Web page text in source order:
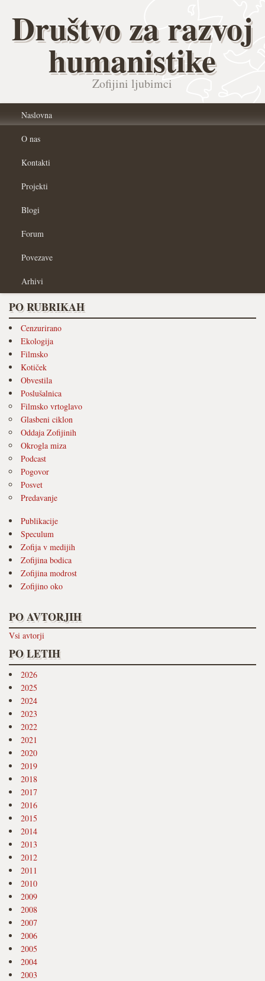
Društvo za razvoj
humanistike
Zofijini ljubimci
Naslovna
O nas
Kontakti
Projekti
Blogi
Forum
Povezave
Arhivi
PO RUBRIKAH
Cenzurirano
Ekologija
Filmsko
Kotiček
Obvestila
Poslušalnica
Filmsko vrtoglavo
Glasbeni ciklon
Oddaja Zofijinih
Okrogla miza
Podcast
Pogovor
Posvet
Predavanje
Publikacije
Speculum
Zofija v medijih
Zofijina bodica
Zofijina modrost
Zofijino oko
PO AVTORJIH
Vsi avtorji
PO LETIH
2026
2025
2024
2023
2022
2021
2020
2019
2018
2017
2016
2015
2014
2013
2012
2011
2010
2009
2008
2007
2006
2005
2004
2003